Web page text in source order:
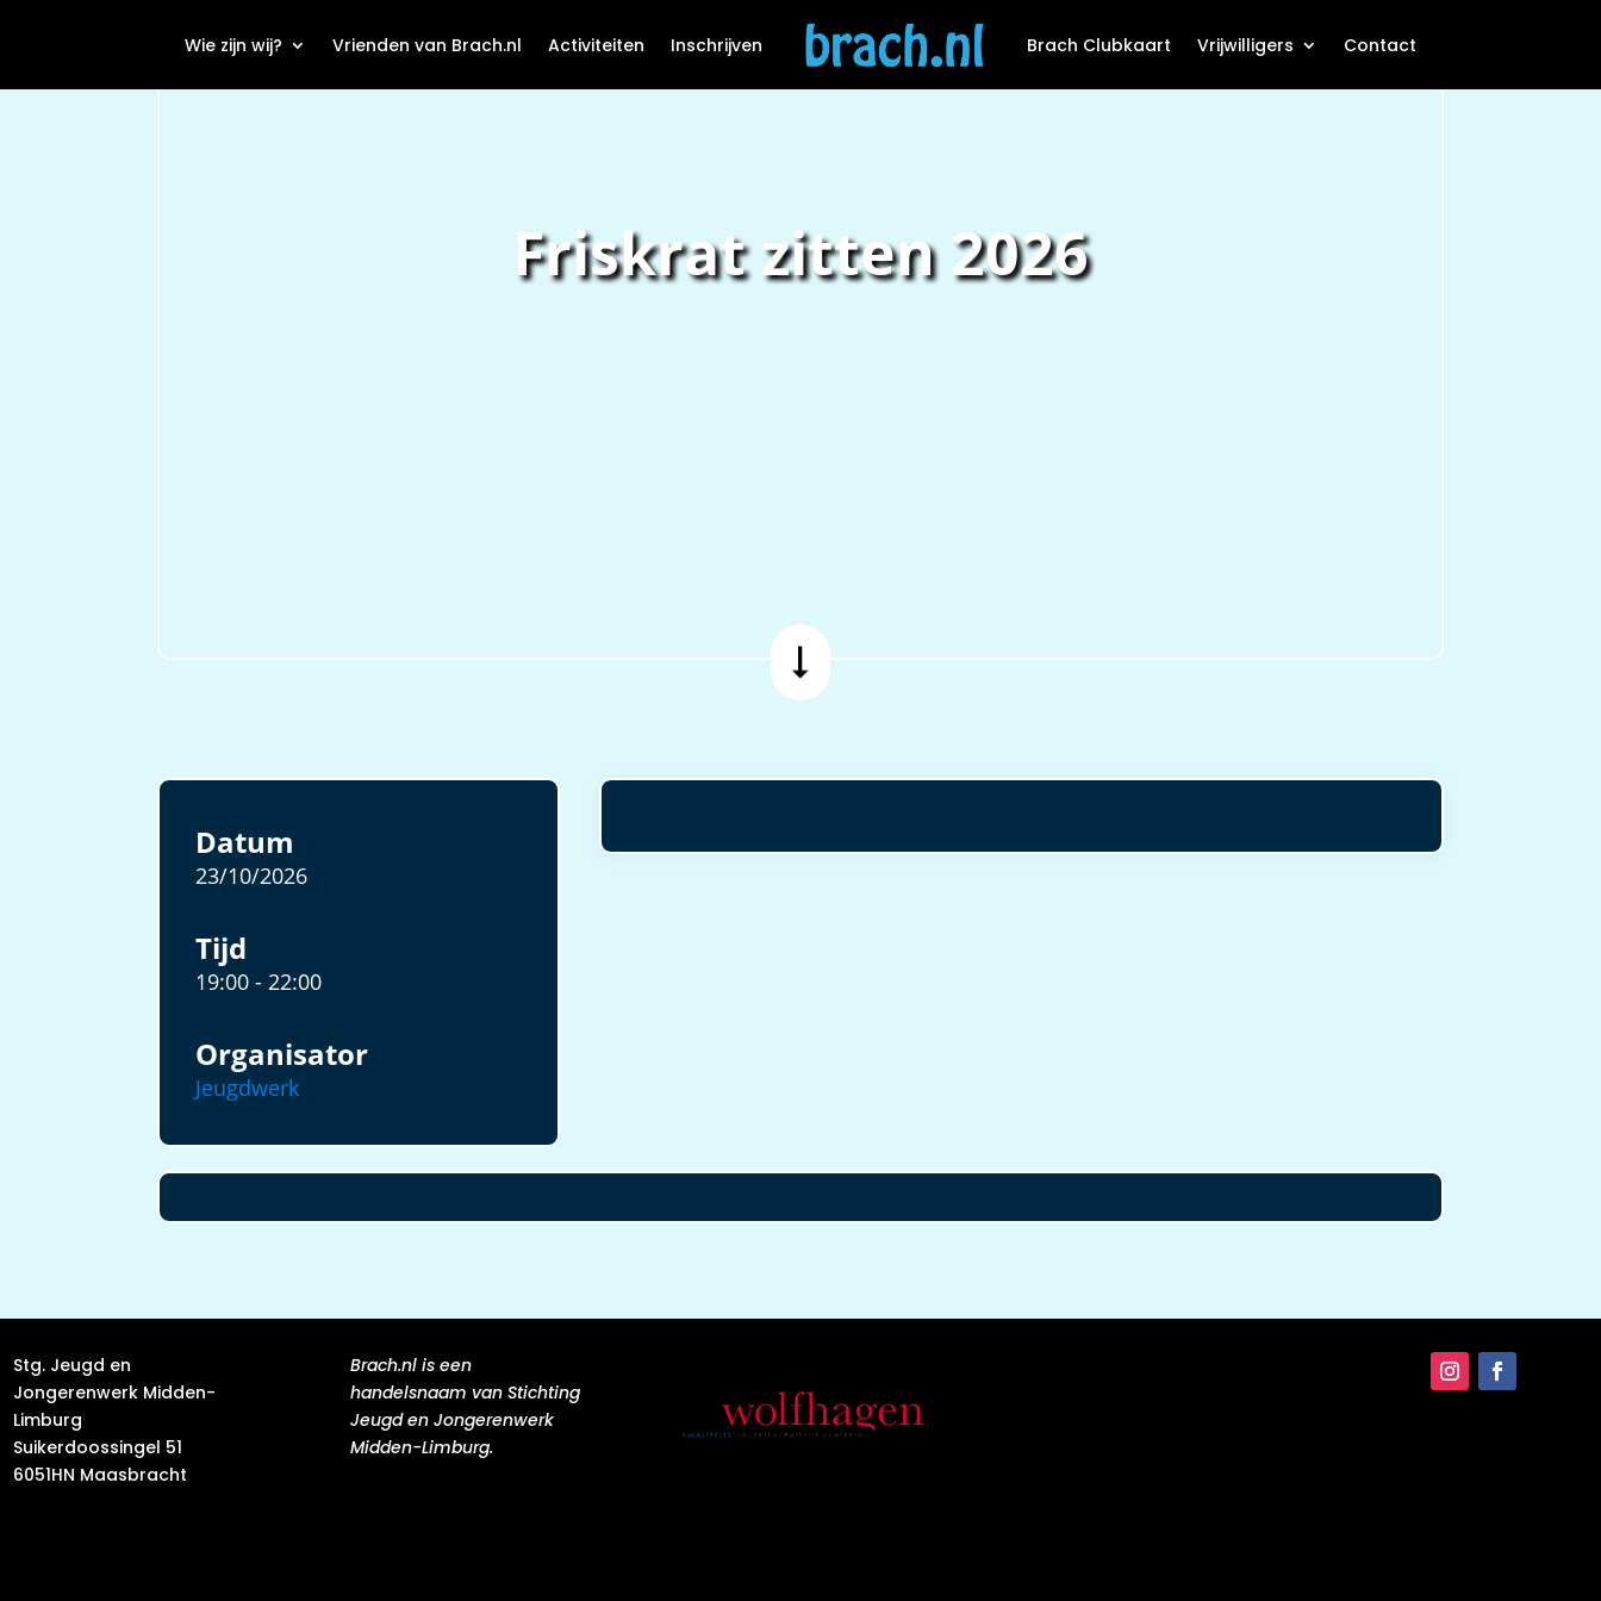
Wie zijn wij? Vrienden van Brach.nl Activiteiten Inschrijven Brach Clubkaart Vrijwilligers Contact
Friskrat zitten 2026
Datum
23/10/2026
Tijd
19:00 - 22:00
Organisator
Jeugdwerk
Stg. Jeugd en
Jongerenwerk Midden-
Limburg
Suikerdoossingel 51
6051HN Maasbracht
Brach.nl is een
handelsnaam van Stichting
Jeugd en Jongerenwerk
Midden-Limburg.